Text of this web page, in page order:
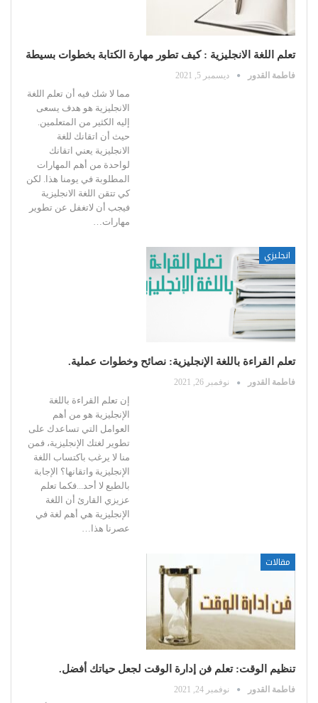
تعلم اللغة الانجليزية : كيف تطور مهارة الكتابة بخطوات بسيطة
فاطمة القدور ديسمبر 5, 2021
مما لا شك فيه أن تعلم اللغة
الانجليزية هو هدف يسعى
إليه الكثير من المتعلمين.
حيث أن اتقانك للغة
الانجليزية يعني اتقانك
لواحدة من أهم المهارات
المطلوبة في يومنا هذا.
لكن
كي تتقن اللغة الانجليزية
فيجب أن لاتغفل عن تطوير
مهارات
انجليزي
تعلم القراءة باللغة الإنجليزية: نصائح وخطوات عملية.
فاطمة القدور نوفمبر 26, 2021
إن تعلم القراءة باللغة
الإنجليزية هو من أهم
العوامل التي تساعدك على
تطوير لغتك الإنجليزية، فمن
منا لا يرغب باكتساب اللغة
الإنجليزية واتقانها؟ الإجابة
بالطبع لا أحد...فكما تعلم
عزيزي القارئ أن اللغة
الإنجليزية هي أهم لغة في
عصرنا هذا …
مقالات
تنظيم الوقت: تعلم فن إدارة الوقت لجعل حياتك أفضل.
فاطمة القدور نوفمبر 24, 2021